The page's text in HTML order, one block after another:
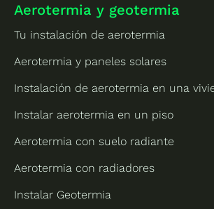
Aerotermia y geotermia
Tu instalación de aerotermia
Aerotermia y paneles solares
Instalación de aerotermia en una
Instalar aerotermia en un piso
Aerotermia con suelo radiante
Aerotermia con radiadores
Instalar Geotermia